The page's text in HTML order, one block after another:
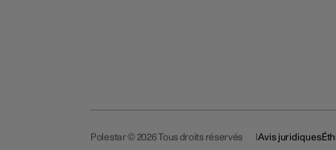
Polestar © 2026 Tous droits réservés Avis juridiques